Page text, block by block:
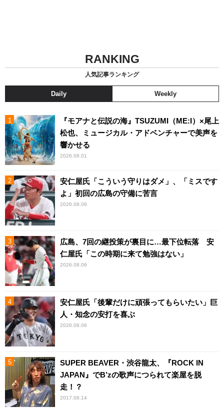
RANKING
人気記事ランキング
Daily Weekly
『モアナと伝説の海』TSUZUMI（ME:I）×尾上
松也、ミュージカル・アドベンチャーで美声を
響かせる
2026.08.01
安仁屋氏「こういう守りはダメ」、「ミスです
よ」初回の広島の守備に苦言
2026.08.06
広島、7回の継投策が裏目に…最下位転落 安
仁屋氏「この時期に来て勉強はない」
2026.08.06
安仁屋氏「後輩だけに頑張ってもらいたい」巨
人・知念の安打を喜ぶ
2026.08.06
SUPER BEAVER・渋谷龍太、『ROCK IN
JAPAN』でB’zの歌声につられて楽屋を脱
走！？
2017.08.14